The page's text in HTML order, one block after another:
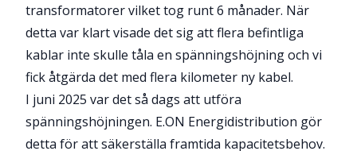
transformatorer vilket tog runt 6 månader. När
detta var klart visade det sig att flera befintliga
kablar inte skulle tåla en spänningshöjning och vi
fick åtgärda det med flera kilometer ny kabel.
I juni 2025 var det så dags att utföra
spänningshöjningen. E.ON Energidistribution gör
detta för att säkerställa framtida kapacitetsbehov.